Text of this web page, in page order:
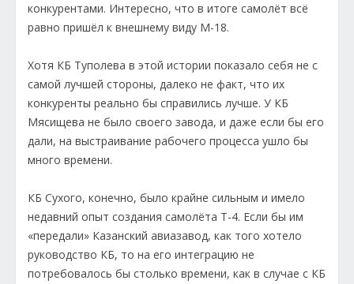
конкурентами. Интересно, что в итоге самолёт всё
равно пришёл к внешнему виду М-18.
Хотя КБ Туполева в этой истории показало себя не с
самой лучшей стороны, далеко не факт, что их
конкуренты реально бы справились лучше. У КБ
Мясищева не было своего завода, и даже если бы его
дали, на выстраивание рабочего процесса ушло бы
много времени.
КБ Сухого, конечно, было крайне сильным и имело
недавний опыт создания самолёта Т-4. Если бы им
«передали» Казанский авиазавод, как того хотело
руководство КБ, то на его интеграцию не
потребовалось бы столько времени, как в случае с КБ